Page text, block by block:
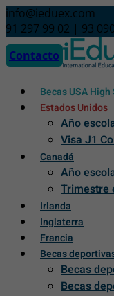
Skip
to
content
info@ieduex.com
91 297 99 02 | 93
Contacto
Becas USA High
Estados Unidos
Año
Visa J1
Canadá
Año
Trimestre
Irlanda
Inglaterra
Francia
Becas
Becas
Becas